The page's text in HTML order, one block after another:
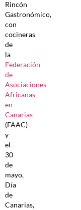
Rincón
Gastronómico,
con
cocineras
de
la
Federación
de
Asociaciones
Africanas
en
Canarias
(FAAC)
y
el
30
de
mayo,
Día
de
Canarias,